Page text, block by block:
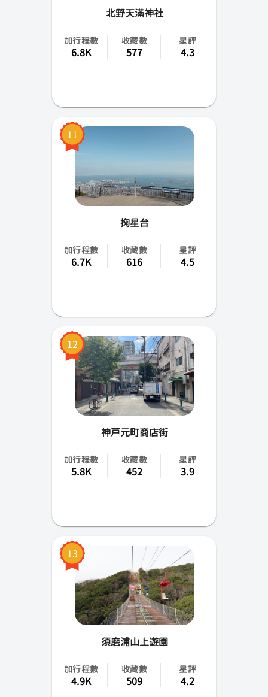
北野天滿神社
加行程數
6.8K
收藏數
577
星評
4.3
11
掬星台
加行程數
6.7K
收藏數
616
星評
4.5
12
神戸元町商店街
加行程數
5.8K
收藏數
452
星評
3.9
13
須磨浦山上遊園
加行程數
4.9K
收藏數
509
星評
4.2